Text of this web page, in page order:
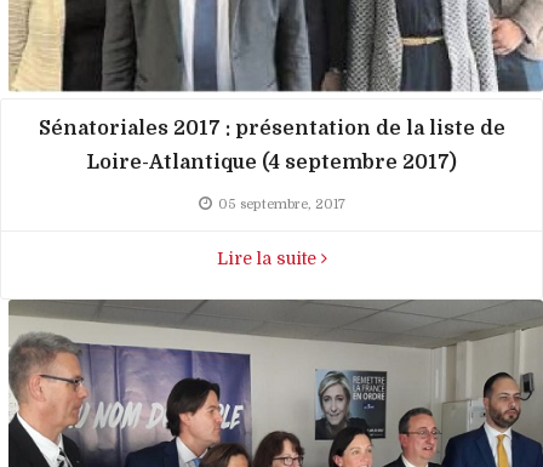
Sénatoriales 2017 : présentation de la liste de
Loire-Atlantique (4 septembre 2017)
05 septembre, 2017
Lire la suite